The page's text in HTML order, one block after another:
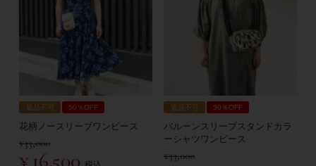
返品不可 50％OFF
花柄ノースリーブワンピース
¥33,000
返品不可 50％OFF
バルーンスリーブスタンドカラ
ーシャツワンピース
¥33,000